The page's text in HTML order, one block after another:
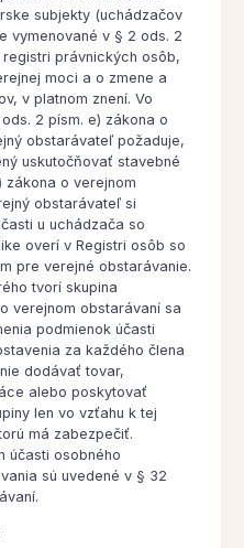
subjekty (uchádzačov
vymenované v § 2 ods. 2
registri právnických osôb,
moci a o zmene a
v platnom znení. Vo
2 písm. e) zákona o
obstarávateľ požaduje,
uskutočňovať stavebné
zákona o verejnom
obstarávateľ si
u uchádzača so
overí v Registri osôb so
pre verejné obstarávanie.
tvorí skupina
verejnom obstarávaní sa
podmienok účasti
za každého člena
dodávať tovar,
alebo poskytovať
len vo vzťahu k tej
má zabezpečiť.
účasti osobného
sú uvedené v § 32